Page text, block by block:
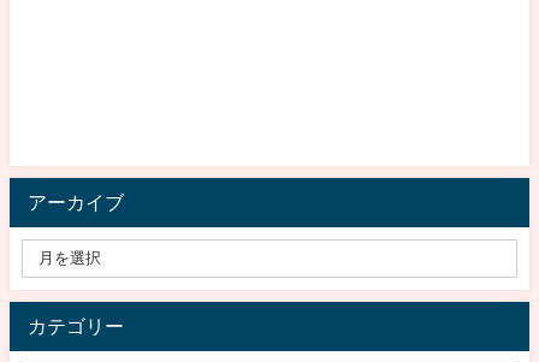
アーカイブ
カテゴリー